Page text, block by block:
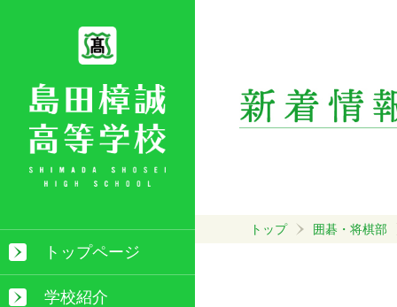
トップページ
学校紹介
トップ 囲碁・将棋部